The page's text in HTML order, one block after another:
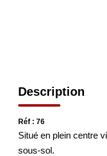
Description
Réf : 76
Situé en plein centre
sous-sol.